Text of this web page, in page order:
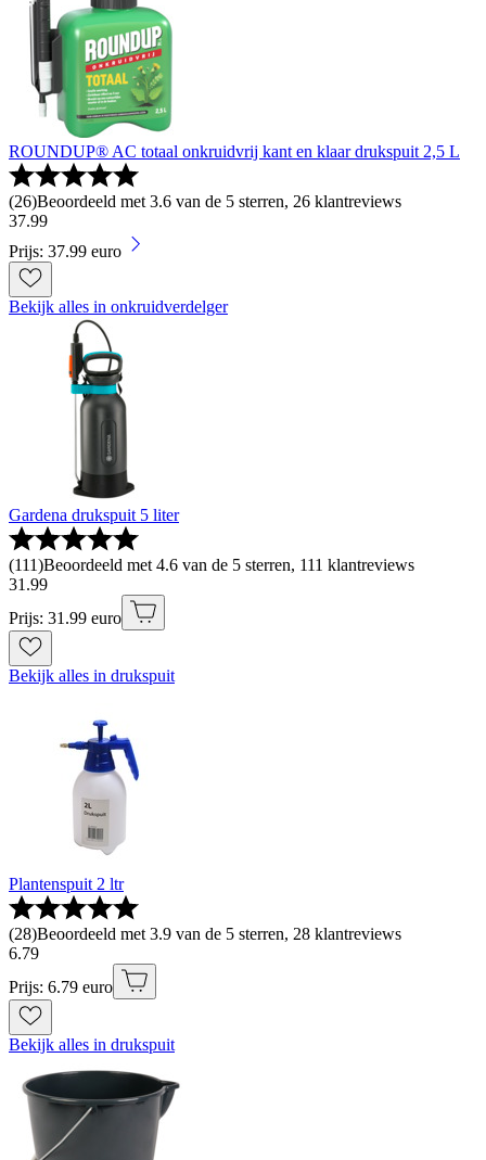
ROUNDUP® AC totaal onkruidvrij kant en klaar drukspuit 2,5 L
(26)Beoordeeld met 3.6 van de 5 sterren, 26 klantreviews
37.99
Prijs: 37.99 euro
Bekijk alles in onkruidverdelger
Gardena drukspuit 5 liter
(111)Beoordeeld met 4.6 van de 5 sterren, 111 klantreviews
31 .99
Prijs: 31.99 euro
Bekijk alles in drukspuit
Plantenspuit 2 ltr
(28)Beoordeeld met 3.9 van de 5 sterren, 28 klantreviews
6.79
Prijs: 6.79 euro
Bekijk alles in drukspuit